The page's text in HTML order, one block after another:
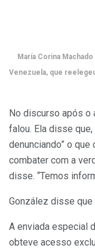
María Corina
Venezuela, que
No discurso após o
falou. Ela disse
denunciando” o que
combater com a
disse. “Temos
González disse que
A enviada especial
obteve acesso